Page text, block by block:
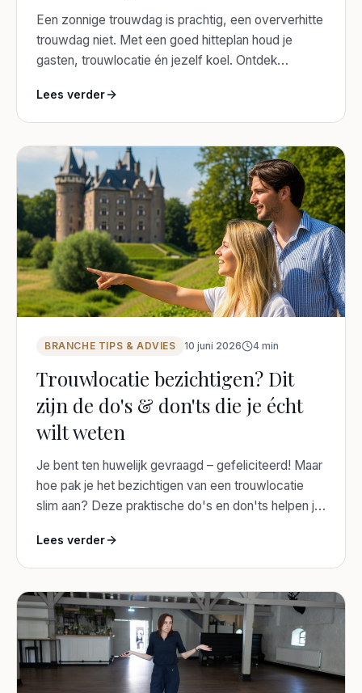
Een zonnige trouwdag is prachtig, een oververhitte
trouwdag niet. Met een goed hitteplan houd je
gasten, trouwlocatie én jezelf koel. Ontdek
weer.
Lees verder
BRANCHE TIPS & ADVIES 10 juni 2026 4min
Trouwlocatie bezichtigen? Dit
zijn de do's & don'ts die je écht
wilt weten
Je bent ten huwelijk gevraagd – gefeliciteerd! Maar
hoe pak je het bezichtigen van een trouwlocatie
slim aan? Deze praktische do's en don'ts helpen je
Lees verder